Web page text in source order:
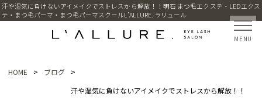
汗や湿気に負けないアイメイクでストレスから解放！！明石 まつ毛エクステ・LEDエクス
テ・まつ毛パーマ・まつ毛パーマスクールL’ALLURE. ラリュール
MENU
HOME > ブログ
>
汗や湿気に負けないアイメイクでストレスから解放！！